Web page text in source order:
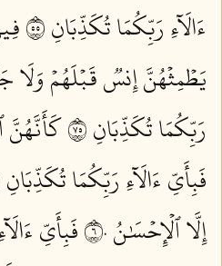
ءَالَآءِ رَبِّكُمَا تُكَذِّبَانِ ٥٥
يَطۡمِثۡهُنَّ إِنسٞ قَبۡلَهُمۡ وَلَا
رَبِّكُمَا تُكَذِّبَانِ ٥٧
كَأَنَّهُنَّ
فَبِأَيِّ ءَالَآءِ رَبِّكُمَا تُكَذِّبَانِ ٥٩
إِلَّا ٱلۡإِحۡسَٰنُ ٦٠
فَبِأَيِّ